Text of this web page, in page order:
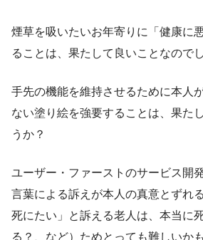
煙草を吸いたいお年寄りに「健康に
ることは、果たして良いことなの
手先の機能を維持させるために本人
ない塗り絵を強要することは、果た
うか？
ユーザー・ファーストのサービス開
言葉による訴えが本人の真意とずれ
死にたい」と訴える老人は、本当に
る？、など）ためとっても難しいか